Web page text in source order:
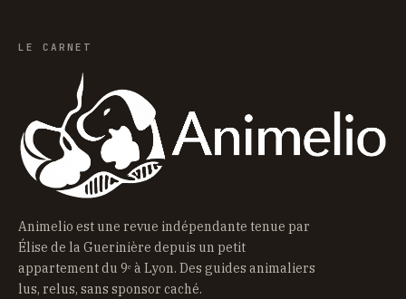
LE CARNET
Animelio est une revue indépendante tenue par
Élise de la Guerinière depuis un petit
appartement du 9ᵉ à Lyon. Des guides animaliers
lus, relus, sans sponsor caché.